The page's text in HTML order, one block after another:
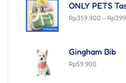
Rp359.900 – Rp
Gingham Bib
Rp59.900